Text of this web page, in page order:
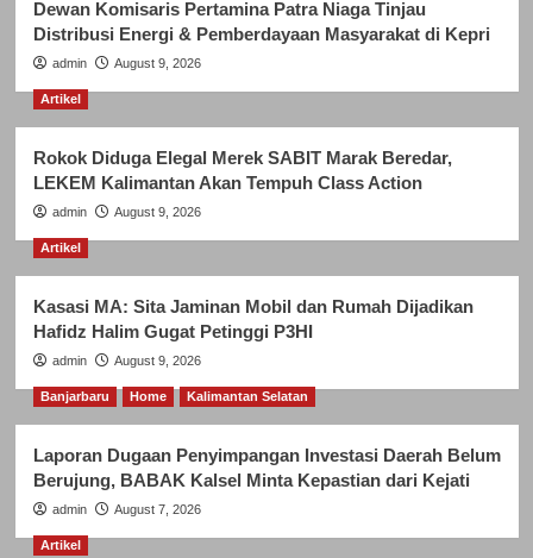
Dewan Komisaris Pertamina Patra Niaga Tinjau
Distribusi Energi & Pemberdayaan Masyarakat di Kepri
admin August 9, 2026
Artikel
Rokok Diduga Elegal Merek SABIT Marak Beredar,
LEKEM Kalimantan Akan Tempuh Class Action
admin August 9, 2026
Artikel
Kasasi MA: Sita Jaminan Mobil dan Rumah Dijadikan
Hafidz Halim Gugat Petinggi P3HI
admin August 9, 2026
Banjarbaru Home Kalimantan Selatan
Laporan Dugaan Penyimpangan Investasi Daerah Belum
Berujung, BABAK Kalsel Minta Kepastian dari Kejati
admin August 7, 2026
Artikel